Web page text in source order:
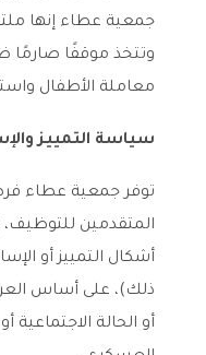
جمعية عطاء إنها
وتتخذ موقفًا صارمًا
معاملة الأطفال
سياسة التمييز
توفر جمعية عطاء
المتقدمين
أشكال التمييز أو
ذلك)، على أساس
أو الحالة الاجتماعية